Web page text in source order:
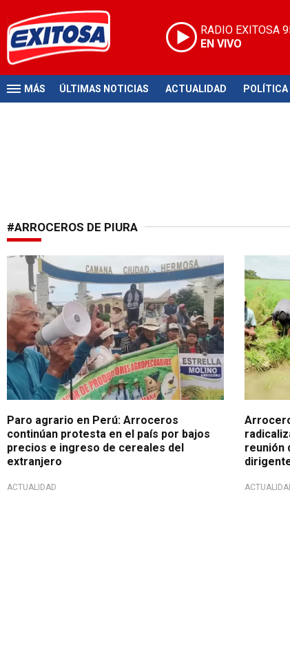
RADIO EXITOSA
EN VIVO
MÁS ÚLTIMAS NOTICIAS ACTUALIDAD POLÍTICA
#ARROCEROS DE PIURA
No parece haber solución
Paro agrario en Perú: Arroceros
continúan protesta en el país por bajos
precios e ingreso de cereales del
extranjero
ACTUALIDAD
reunión